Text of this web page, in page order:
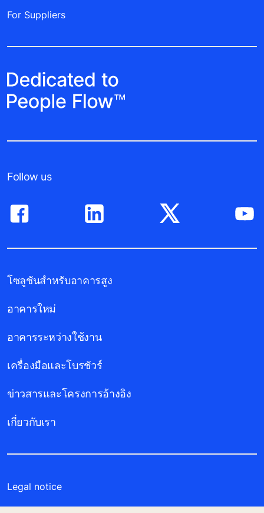
For Suppliers
Follow us
โซลูชันสำหรับอาคารสูง
อาคารใหม่
อาคารระหว่างใช้งาน
เครื่องมือและโบรชัวร์
ข่าวสารและโครงการอ้างอิง
เกี่ยวกับเรา
Legal notice